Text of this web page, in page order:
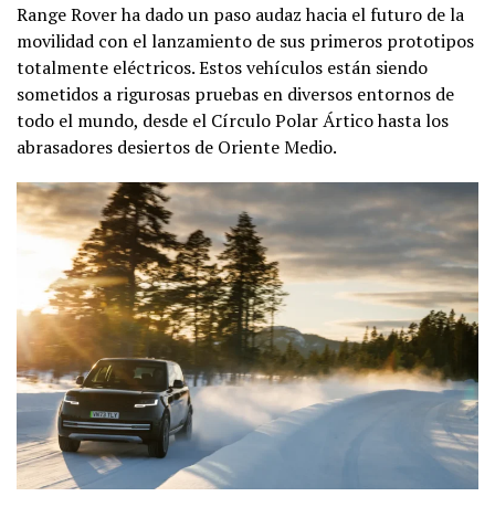
Range Rover ha dado un paso audaz hacia el futuro de la
movilidad con el lanzamiento de sus primeros prototipos
totalmente eléctricos. Estos vehículos están siendo
sometidos a rigurosas pruebas en diversos entornos de
todo el mundo, desde el Círculo Polar Ártico hasta los
abrasadores desiertos de Oriente Medio.